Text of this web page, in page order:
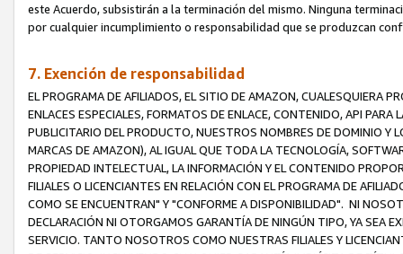
este Acuerdo, subsistirán a la terminación del mismo. Ninguna
por cualquier incumplimiento o responsabilidad que se produzcan
7. Exención de responsabilidad
EL PROGRAMA DE AFILIADOS, EL SITIO DE AMAZON, CUALESQUIERA
ENLACES ESPECIALES, FORMATOS DE ENLACE, CONTENIDO, API
PUBLICITARIO DEL PRODUCTO, NUESTROS NOMBRES DE DOMINIO Y
MARCAS DE AMAZON), AL IGUAL QUE TODA LA TECNOLOGÍA,
PROPIEDAD INTELECTUAL, LA INFORMACIÓN Y EL CONTENIDO
FILIALES O LICENCIANTES EN RELACIÓN CON EL PROGRAMA DE
COMO SE ENCUENTRAN" Y "CONFORME A DISPONIBILIDAD". NI
DECLARACIÓN NI OTORGAMOS GARANTÍA DE NINGÚN TIPO, YA SEA
SERVICIO. TANTO NOSOTROS COMO NUESTRAS FILIALES Y